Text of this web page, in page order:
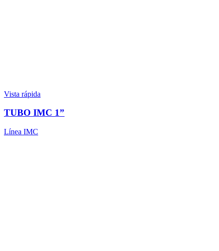
Vista rápida
TUBO IMC 1”
Línea IMC